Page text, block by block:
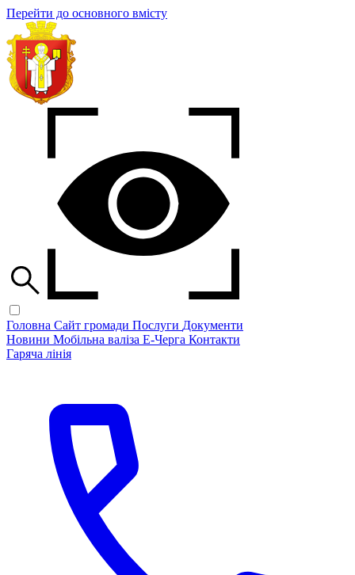
Перейти до основного вмісту
Головна Сайт громади Послуги Документи
Новини Мобільна валіза Е-Черга Контакти
Гаряча лінія